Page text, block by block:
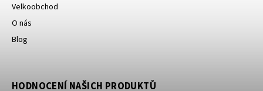
Velkoobchod
O nás
Blog
HODNOCENÍ NAŠICH PRODUKTŮ